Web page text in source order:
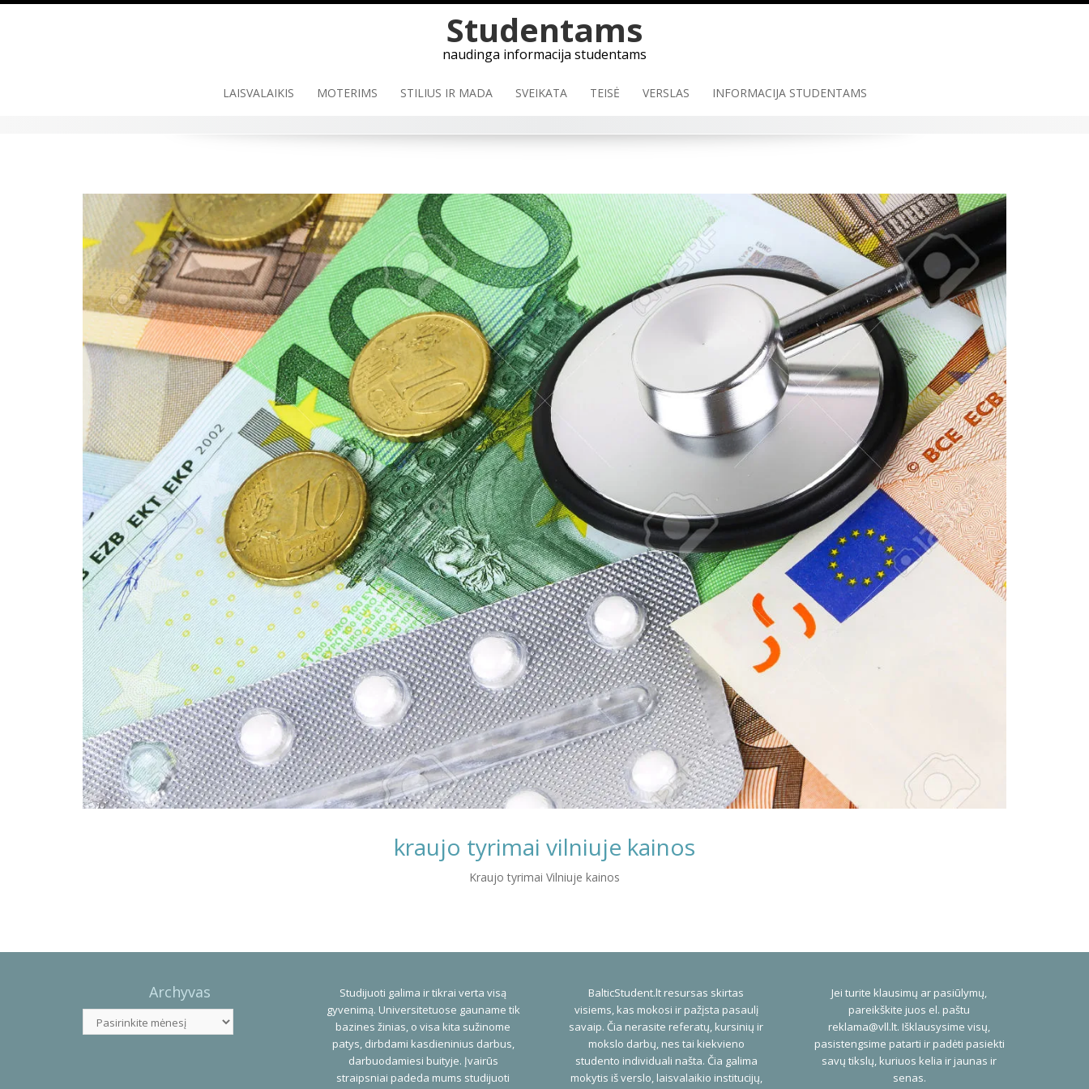
to
content
Studentams
naudinga informacija studentams
LAISVALAIKIS MOTERIMS STILIUS IR MADA SVEIKATA TEISĖ VERSLAS INFORMACIJA STUDENTAMS
kraujo tyrimai vilniuje kainos
Kraujo tyrimai Vilniuje kainos
Navigation
Archyvas
Archyvas
Studijuoti galima ir tikrai verta visą
gyvenimą. Universitetuose gauname tik
bazines žinias, o visa kita sužinome
patys, dirbdami kasdieninius darbus,
darbuodamiesi buityje. Įvairūs
straipsniai padeda mums studijuoti
BalticStudent.lt resursas skirtas
visiems, kas mokosi ir pažįsta pasaulį
savaip. Čia nerasite referatų, kursinių ir
mokslo darbų, nes tai kiekvieno
studento individuali našta. Čia galima
mokytis iš verslo, laisvalaikio institucijų,
Jei turite klausimų ar pasiūlymų,
pareikškite juos el. paštu
reklama@vll.lt. Išklausysime visų,
pasistengsime patarti ir padėti pasiekti
savų tikslų, kuriuos kelia ir jaunas ir
senas.